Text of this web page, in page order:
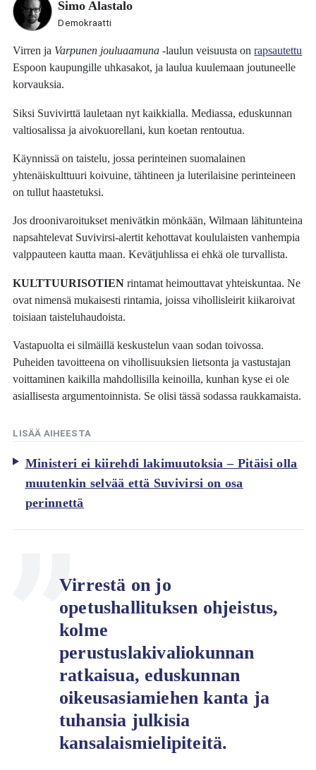
Simo Alastalo
Demokraatti
Virren ja Varpunen jouluaamuna -laulun veisuusta onrapsautettu
Espoon kaupungille uhkasakot, ja laulua kuulemaan joutuneelle
korvauksia.
Siksi Suvivirttä lauletaan nyt kaikkialla. Mediassa, eduskunnan
valtiosalissa ja aivokuorellani, kun koetan rentoutua.
Käynnissä on taistelu, jossa perinteinen suomalainen
yhtenäiskulttuuri koivuine, tähtineen ja luterilaisine perinteineen
on tullut haastetuksi.
Jos droonivaroitukset menivätkin mönkään, Wilmaan lähitunteina
napsahtelevat Suvivirsi-alertit kehottavat koululaisten vanhempia
valppauteen kautta maan. Kevätjuhlissa ei ehkä ole turvallista.
KULTTUURISOTIEN rintamat heimouttavat yhteiskuntaa. Ne
ovat nimensä mukaisesti rintamia, joissa vihollisleirit kiikaroivat
toisiaan taisteluhaudoista.
Vastapuolta ei silmäillä keskustelun vaan sodan toivossa.
Puheiden tavoitteena on vihollisuuksien lietsonta ja vastustajan
voittaminen kaikilla mahdollisilla keinoilla, kunhan kyse ei ole
asiallisesta argumentoinnista. Se olisi tässä sodassa raukkamaista.
LISÄÄ AIHEESTA
Ministeri ei kiirehdi lakimuutoksia – Pitäisi olla
muutenkin selvää että Suvivirsi on osa
perinnettä
Virrestä on jo
opetushallituksen ohjeistus,
kolme
perustuslakivaliokunnan
ratkaisua, eduskunnan
oikeusasiamiehen kanta ja
tuhansia julkisia
kansalaismielipiteitä.